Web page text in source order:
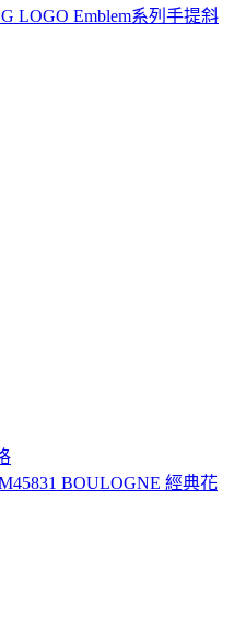
LOGO Emblem系列手提斜
BOULOGNE 經典花